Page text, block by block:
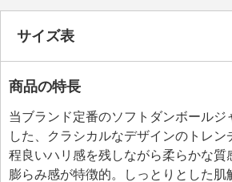
サイズ表
商品の特長
当ブランド定番のソフトダンボールジ
した、クラシカルなデザインのトレン
程良いハリ感を残しながら柔らかな質
膨らみ感が特徴的。しっとりとした肌